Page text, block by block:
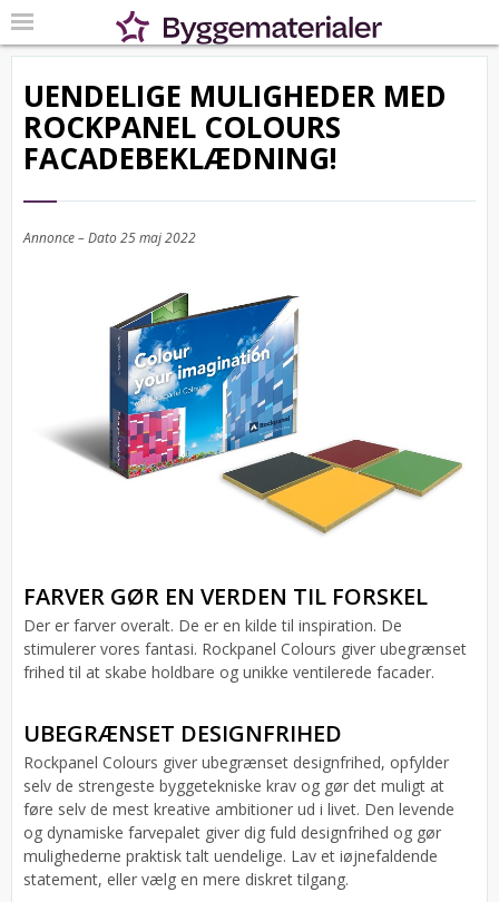
UENDELIGE MULIGHEDER MED
ROCKPANEL COLOURS
FACADEBEKLÆDNING!
Annonce – Dato25 maj 2022
FARVER GØR EN VERDEN TIL FORSKEL
Der er farver overalt. De er en kilde til inspiration. De
stimulerer vores fantasi. Rockpanel Colours giver ubegrænset
frihed til at skabe holdbare og unikke ventilerede facader.
UBEGRÆNSET DESIGNFRIHED
Rockpanel Colours giver ubegrænset designfrihed, opfylder
selv de strengeste byggetekniske krav og gør det muligt at
føre selv de mest kreative ambitioner ud i livet. Den levende
og dynamiske farvepalet giver dig fuld designfrihed og gør
mulighederne praktisk talt uendelige. Lav et iøjnefaldende
statement, eller vælg en mere diskret tilgang.